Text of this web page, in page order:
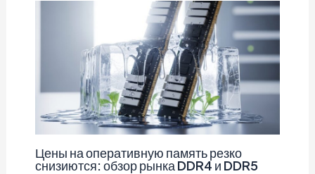
Цены на оперативную память резко
снизиются: обзор рынка DDR4 и DDR5